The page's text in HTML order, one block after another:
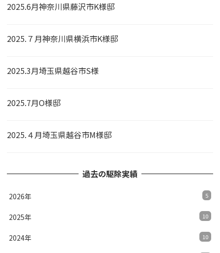
2025.6月神奈川県藤沢市K様邸
2025.７月神奈川県横浜市K様邸
2025.3月埼玉県越谷市S様
2025.7月O様邸
2025.４月埼玉県越谷市M様邸
過去の駆除実績
2026年 5
2025年 10
2024年 10